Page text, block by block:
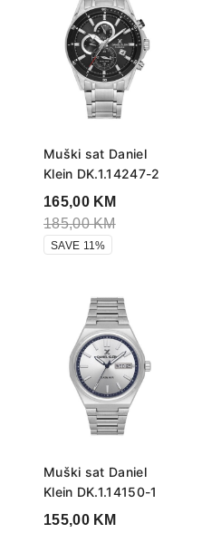
Muški sat Daniel
Klein DK.1.14247-2
165,00 KM
185,00KM
SAVE 11%
Muški sat Daniel
Klein DK.1.14150-1
155,00 KM